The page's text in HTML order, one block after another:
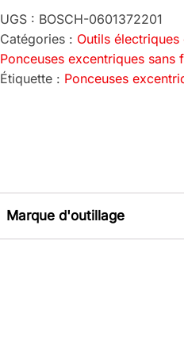
UGS : BOSCH-0601372201
Catégories : Outils
Ponceuses excentriques sans
Étiquette : Ponceuses
Marque d'outillage